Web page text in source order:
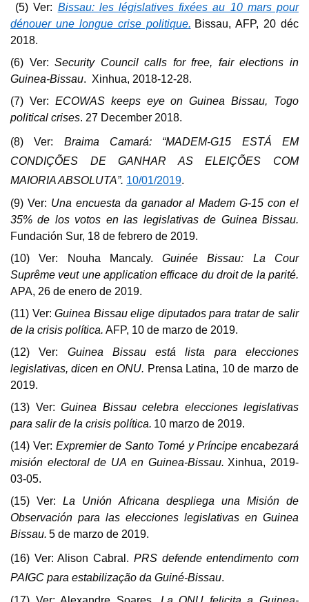
(5) Ver: Bissau: les législatives fixées au 10 mars pour
dénouer une longue crise politique. Bissau, AFP, 20 déc
2018.
(6) Ver:Security Council calls for free, fair elections in
Guinea-Bissau. Xinhua, 2018-12-28.
(7) Ver: ECOWAS keeps eye on Guinea Bissau, Togo
political crises. 27 December 2018.
(8) Ver: Braima Camará: “MADEM-G15 ESTÁ EM
CONDIÇÕES DE GANHAR AS ELEIÇÕES COM
MAIORIA ABSOLUTA”. 10/01/2019.
(9) Ver: Una encuesta da ganador al Madem G-15 con el
35% de los votos en las legislativas de Guinea Bissau.
Fundación Sur, 18 de febrero de 2019.
(10) Ver:
Nouha Mancaly.Guinée Bissau: La Cour
Suprême veut une application efficace du droit de la parité.
APA, 26 de enero de 2019.
(11) Ver:Guinea Bissau elige diputados para tratar de salir
de la crisis política. AFP, 10 de marzo de 2019.
(12)
Ver: Guinea Bissau está lista para elecciones
legislativas, dicen en ONU. Prensa Latina, 10 de marzo de
2019.
(13) Ver: Guinea Bissau celebra elecciones legislativas
para salir de la crisis política. 10 marzo de 2019.
(14) Ver: Expremier de Santo Tomé y Príncipe encabezará
misión electoral de UA en Guinea-Bissau. Xinhua, 2019-
03-05.
(15) Ver:La Unión Africana despliega una Misión de
Observación para las elecciones legislativas en Guinea
Bissau. 5 de marzo de 2019.
(16) Ver: Alison Cabral. PRS defende entendimento com
PAIGC para estabilização da Guiné-Bissau.